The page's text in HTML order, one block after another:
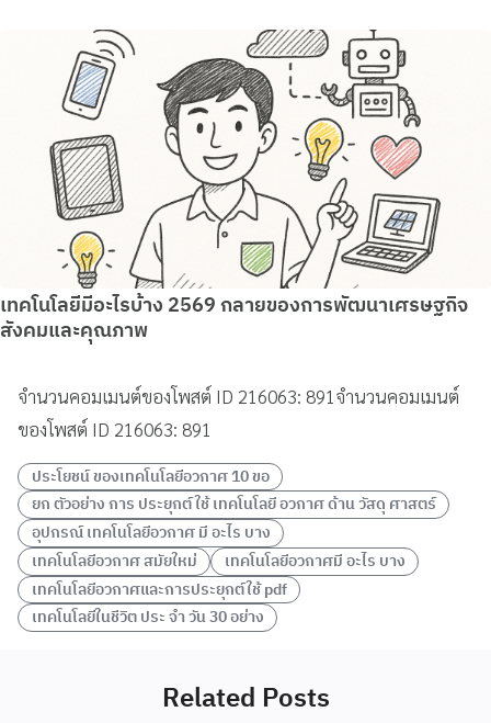
เทคโนโลยีมีอะไรบ้าง 2569 กลายของการพัฒนาเศรษฐกิจ
สังคมและคุณภาพ
จำนวนคอมเมนต์ของโพสต์ ID 216063: 891จำนวนคอมเมนต์
ของโพสต์ ID 216063: 891
ประโยชน์ ของเทคโนโลยีอวกาศ 10 ขอ
ยก ตัวอย่าง การ ประยุกต์ ใช้ เทคโนโลยี อวกาศ ด้าน วัสดุ ศาสตร์
อุปกรณ์ เทคโนโลยีอวกาศ มี อะไร บาง
เทคโนโลยีอวกาศ สมัยใหม่
เทคโนโลยีอวกาศมี อะไร บาง
เทคโนโลยีอวกาศและการประยุกต์ใช้ pdf
เทคโนโลยีในชีวิต ประ จํา วัน 30 อย่าง
Related Posts